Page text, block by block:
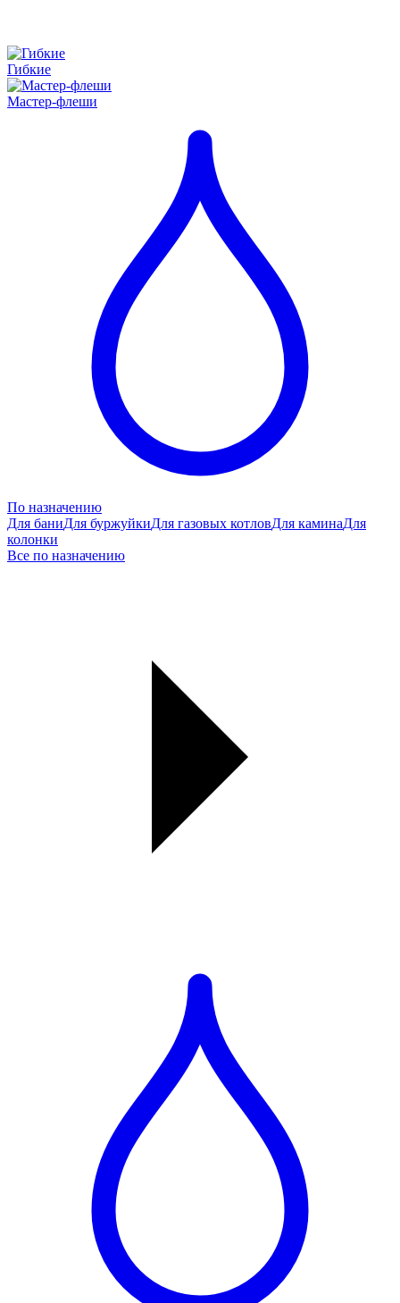
Гибкие
Мастер-флеши
По назначению
Для баниДля буржуйкиДля газовых котловДля каминаДля
колонки
Все по назначению